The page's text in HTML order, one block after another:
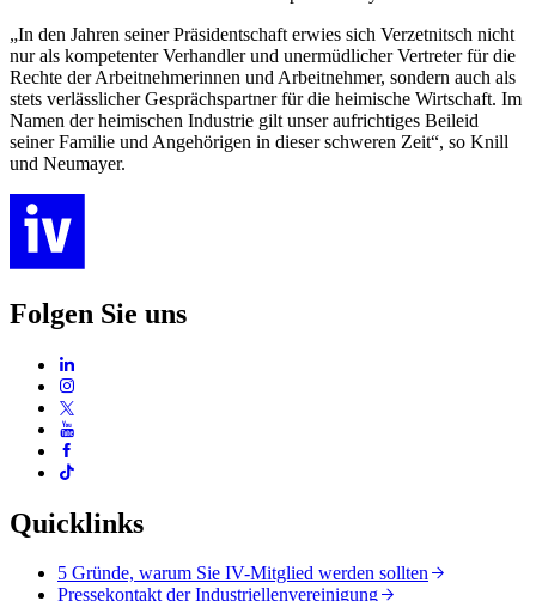
„In den Jahren seiner Präsidentschaft erwies sich Verzetnitsch nicht
nur als kompetenter Verhandler und unermüdlicher Vertreter für die
Rechte der Arbeitnehmerinnen und Arbeitnehmer, sondern auch als
stets verlässlicher Gesprächspartner für die heimische Wirtschaft. Im
Namen der heimischen Industrie gilt unser aufrichtiges Beileid
seiner Familie und Angehörigen in dieser schweren Zeit“, so Knill
und Neumayer.
Folgen Sie uns
Quicklinks
5 Gründe, warum Sie IV-Mitglied werden sollten
Pressekontakt der Industriellenvereinigung